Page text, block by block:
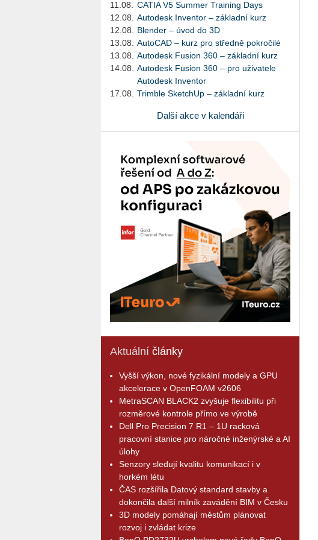
11.08.
CATIA V5 Summer Training Days
12.08.
Autodesk Inventor – základní kurz
12.08.
Blender – úvod do 3D
13.08.
AutoCAD – kurz pro středně pokročilé
13.08.
Autodesk Fusion 360 – základní kurz
14.08.
Autodesk Fusion 360 – pro uživatele
Autodesk Inventor
17.08.
Trimble SketchUp – základní kurz
Další akce v kalendáři
Aktuální články
Vyšší výkon, nové fyzikální modely a GPU
akcelerace v OpenFOAM v2606
MetraSCAN BLACK2 zvyšuje flexibilitu při
rozměrové kontrole přímo ve výrobě
Dell Pro Precision 7 R1 – 1U racková
pracovní stanice pro náročné inženýrské a AI
úlohy
Senzory sledují kvalitu komunikací i v
horkém létu
ČAS rozšířila Datový standard stavby a
dokončila další milník zavádění BIM v Česku
3D modely pomáhají městům plánovat
rozvoj i zvládat krize